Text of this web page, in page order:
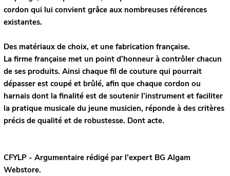
cordon qui lui convient grâce aux nombreuses références
existantes.
Des matériaux de choix, et une fabrication française.
La firme française met un point d’honneur à contrôler chacun
de ses produits. Ainsi chaque fil de couture qui pourrait
dépasser est coupé et brûlé, afin que chaque cordon ou
harnais dont la finalité est de soutenir l’instrument et faciliter
la pratique musicale du jeune musicien, réponde à des critères
précis de qualité et de robustesse. Dont acte.
CFYLP - Argumentaire rédigé par l’expert BG Algam
Webstore.